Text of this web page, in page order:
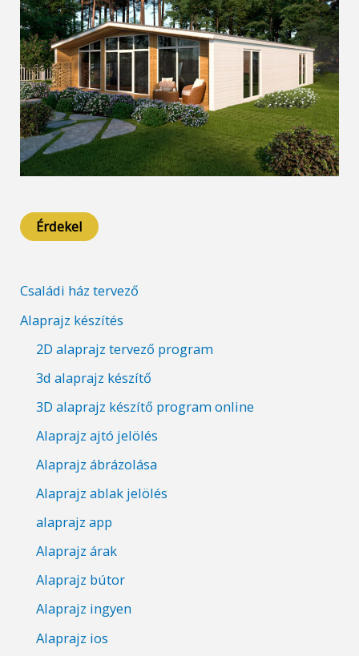
Érdekel
Családi ház tervező
Alaprajz készítés
2D alaprajz tervező program
3d alaprajz készítő
3D alaprajz készítő program online
Alaprajz ajtó jelölés
Alaprajz ábrázolása
Alaprajz ablak jelölés
alaprajz app
Alaprajz árak
Alaprajz bútor
Alaprajz ingyen
Alaprajz ios